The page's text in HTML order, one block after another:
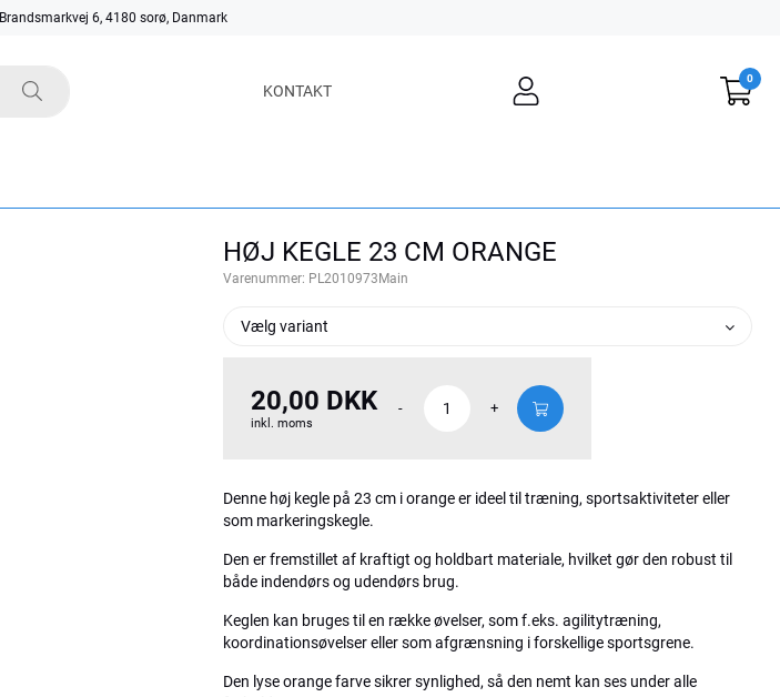
Brandsmarkvej 6, 4180 sorø, Danmark
KONTAKT
0
HØJ KEGLE 23 CM ORANGE
Varenummer: PL2010973Main
Vælg variant
20,00 DKK
inkl. moms
- +
Denne høj kegle på 23 cm i orange er ideel til træning, sportsaktiviteter eller
som markeringskegle.
Den er fremstillet af kraftigt og holdbart materiale, hvilket gør den robust til
både indendørs og udendørs brug.
Keglen kan bruges til en række øvelser, som f.eks. agilitytræning,
koordinationsøvelser eller som afgrænsning i forskellige sportsgrene.
Den lyse orange farve sikrer synlighed, så den nemt kan ses under alle